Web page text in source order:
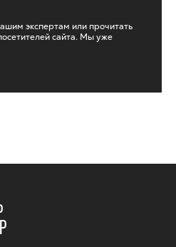
экспертам или прочитать
сайта. Мы уже